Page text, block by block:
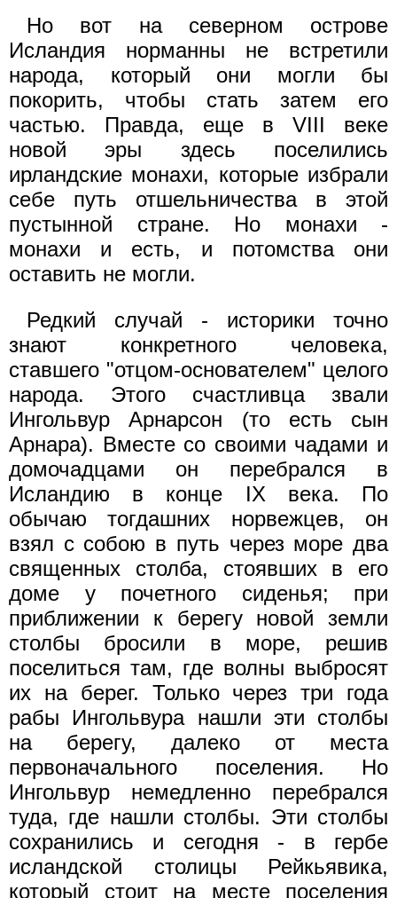
Но вот на северном острове
Исландия норманны не встретили
народа, который они могли бы
покорить, чтобы стать затем его
частью. Правда, еще в VIII веке
новой эры здесь поселились
ирландские монахи, которые избрали
себе путь отшельничества в этой
пустынной стране. Но монахи -
монахи и есть, и потомства они
оставить не могли.
Редкий случай - историки точно
знают конкретного человека,
ставшего "отцом-основателем" целого
народа. Этого счастливца звали
Ингольвур Арнарсон (то есть сын
Арнара). Вместе со своими чадами и
домочадцами он перебрался в
Исландию в конце IX века. По
обычаю тогдашних норвежцев, он
взял с собою в путь через море два
священных столба, стоявших в его
доме у почетного сиденья; при
приближении к берегу новой земли
столбы бросили в море, решив
поселиться там, где волны выбросят
их на берег. Только через три года
рабы Ингольвура нашли эти столбы
на берегу, далеко от места
первоначального поселения. Но
Ингольвур немедленно перебрался
туда, где нашли столбы. Эти столбы
сохранились и сегодня - в гербе
исландской столицы Рейкьявика,
который стоит на месте поселения